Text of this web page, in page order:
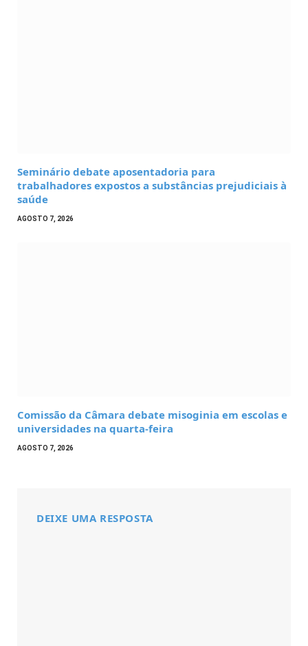
Seminário debate aposentadoria para
trabalhadores expostos a substâncias prejudiciais à
saúde
AGOSTO 7, 2026
Comissão da Câmara debate misoginia em escolas e
universidades na quarta-feira
AGOSTO 7, 2026
DEIXE UMA RESPOSTA